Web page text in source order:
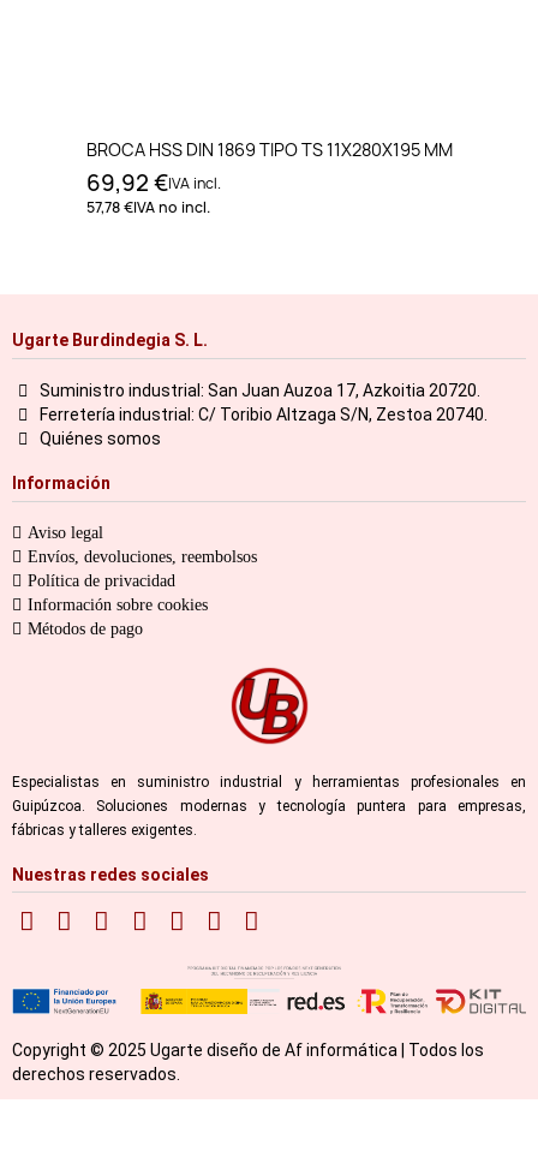
BROCA HSS DIN 1869 TIPO TS 11X280X195 MM
69,92 €IVA incl.
57,78 €IVA no incl.
Ugarte Burdindegia S. L.
Suministro industrial: San Juan Auzoa 17, Azkoitia 20720.
Ferretería industrial: C/ Toribio Altzaga S/N, Zestoa 20740.
Quiénes somos
Información
Aviso legal
Envíos, devoluciones, reembolsos
Política de privacidad
Información sobre cookies
Métodos de pago
Especialistas en suministro industrial y herramientas profesionales en
Guipúzcoa. Soluciones modernas y tecnología puntera para empresas,
fábricas y talleres exigentes.
Nuestras redes sociales
Copyright © 2025 Ugarte diseño de Af informática | Todos los
derechos reservados.